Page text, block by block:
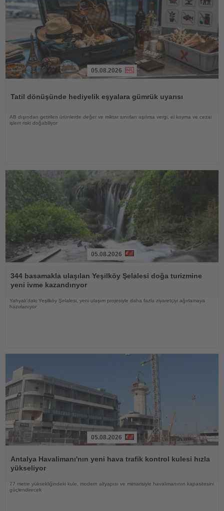
05.08.2026
Tatil dönüşünde hediyelik eşyalara gümrük uyarısı
AB dışından getirilen ürünlerde değer ve miktar sınırları aşılırsa vergi, el koyma ve cezai
işlem riski doğabiliyor
Oku
05.08.2026
344 basamakla ulaşılan Yeşilköy Şelalesi doğa turizmine
yeni ivme kazandırıyor
Yahyalı'daki Yeşilköy Şelalesi, yeni ulaşım projesiyle daha fazla ziyaretçiyi ağırlamaya
hazırlanıyor
Oku
05.08.2026
Antalya Havalimanı'nın yeni hava trafik kontrol kulesi hızla
yükseliyor
77 metre yüksekliğindeki kule, modern altyapısı ve mimarisiyle havalimanının kapasitesini
güçlendirecek